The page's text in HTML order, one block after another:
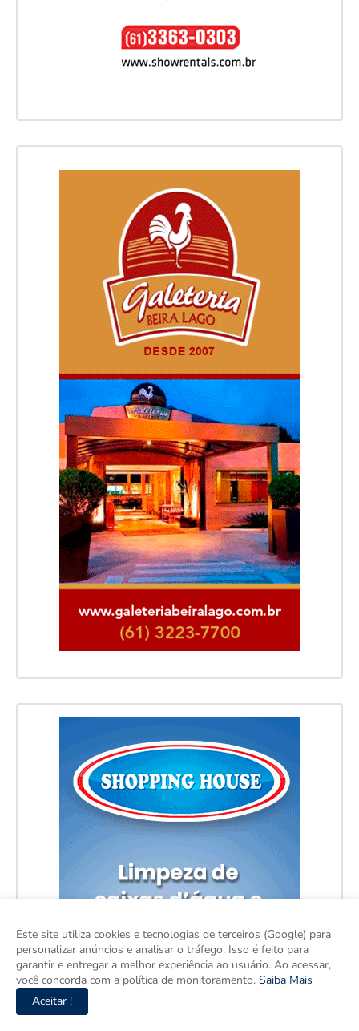
Este site utiliza cookies e tecnologias de terceiros (Google) para
personalizar anúncios e analisar o tráfego. Isso é feito para
garantir e entregar a melhor experiência ao usuário. Ao acessar,
você concorda com a política de monitoramento. Saiba Mais
Aceitar !